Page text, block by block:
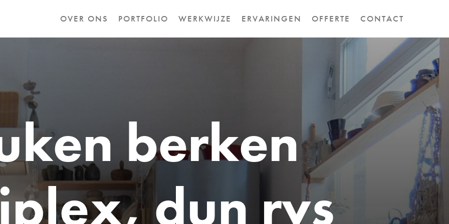
OVER ONS PORTFOLIO WERKWIJZE ERVARINGEN OFFERTE CONTACT
ken berken
plex, dun rvs